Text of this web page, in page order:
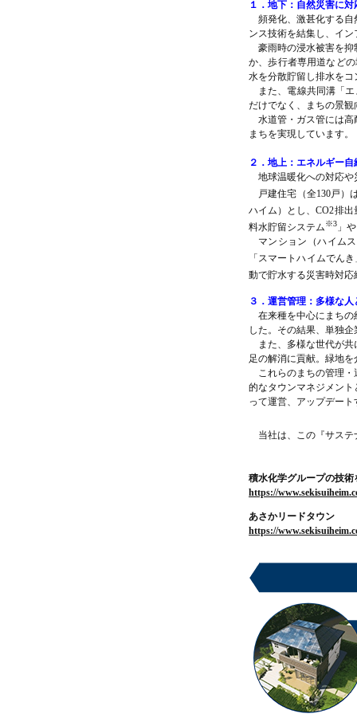
１．地下：自然災害に
頻発化、激甚化する
ンス技術を結集し、イ
豪雨時の浸水被害を
か、歩行者専用道など
水を分散貯留し排水を
また、電線共同溝「
だけでなく、まちの景
水道管・ガス管には
まちを実現しています。
２．地上：エネルギー自
地球温暖化への対応
戸建住宅（全130戸）
ハイム）とし、CO2排
料水貯留システム※3 」
マンション（ハイム
「スマートハイムでん
動で貯水する災害時対
３．運営管理：多様な
在来種を中心にまち
した。その結果、単独
また、多様な世代が
足の解消に貢献。緑地
これらのまちの管理
的なタウンマネジメン
って運営、アップデー
当社は、この『サス
積水化学グループの技
https://
あさかリードタウン
https://